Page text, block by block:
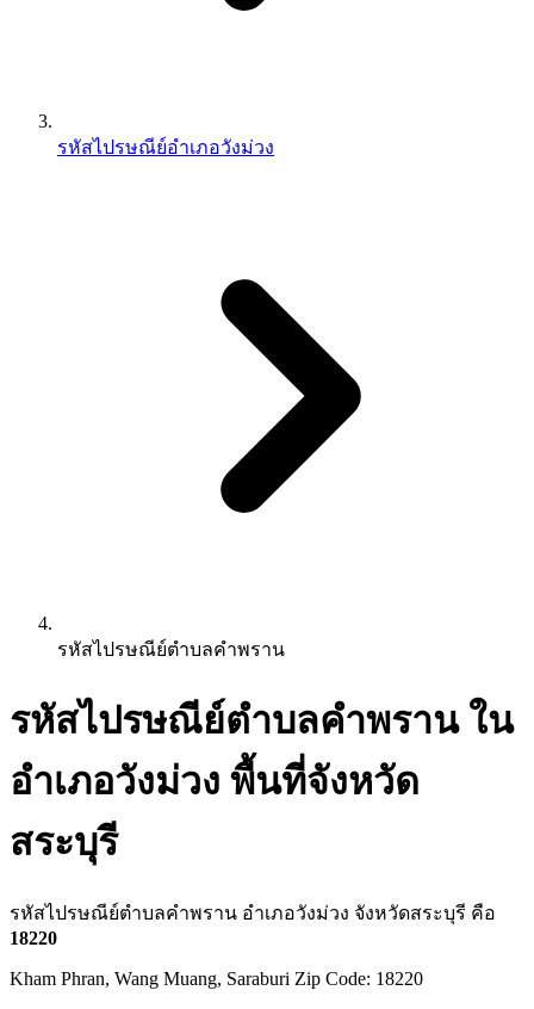
รหัสไปรษณีย์อำเภอวังม่วง
รหัสไปรษณีย์ตำบลคำพราน
รหัสไปรษณีย์ตำบลคำพราน ใน
อำเภอวังม่วง พื้นที่จังหวัด
สระบุรี
รหัสไปรษณีย์ตำบลคำพราน อำเภอวังม่วง จังหวัดสระบุรี คือ
18220
Kham Phran, Wang Muang, Saraburi Zip Code: 18220